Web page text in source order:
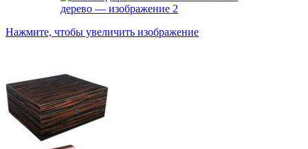
Нажмите, чтобы увеличить изображение